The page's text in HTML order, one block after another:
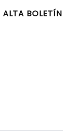
ALTA BOLETÍN